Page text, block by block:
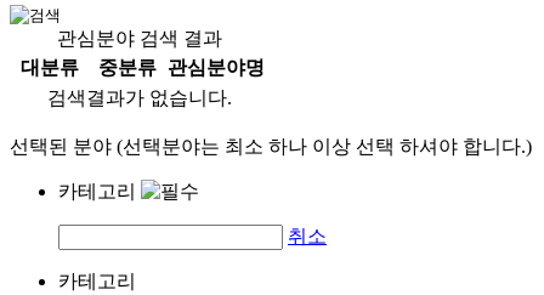
관심분야 검색 결과
대분류
중분류
관심분야명
검색결과가 없습니다.
선택된 분야 (선택분야는 최소 하나 이상 선택 하셔야 합니다.)
카테고리
취소
카테고리